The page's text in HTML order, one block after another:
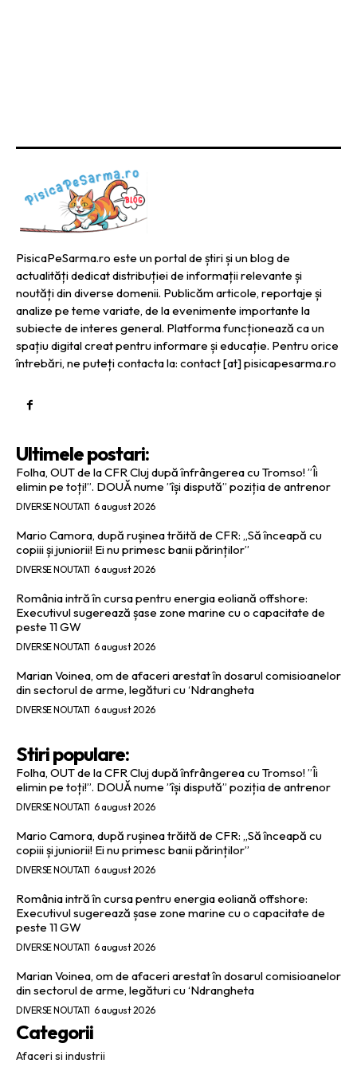
PisicaPeSarma.ro este un portal de știri și un blog de
actualități dedicat distribuției de informații relevante și
noutăți din diverse domenii. Publicăm articole, reportaje și
analize pe teme variate, de la evenimente importante la
subiecte de interes general. Platforma funcționează ca un
spațiu digital creat pentru informare și educație. Pentru orice
întrebări, ne puteți contacta la: contact [at] pisicapesarma.ro
Ultimele postari:
Folha, OUT de la CFR Cluj după înfrângerea cu Tromso! ”Îi
elimin pe toți!”. DOUĂ nume ”își dispută” poziția de antrenor
DIVERSE NOUTATI 6 august 2026
Mario Camora, după rușinea trăită de CFR: „Să înceapă cu
copiii și juniorii! Ei nu primesc banii părinților”
DIVERSE NOUTATI 6 august 2026
România intră în cursa pentru energia eoliană offshore:
Executivul sugerează șase zone marine cu o capacitate de
peste 11 GW
DIVERSE NOUTATI 6 august 2026
Marian Voinea, om de afaceri arestat în dosarul comisioanelor
din sectorul de arme, legături cu ‘Ndrangheta
DIVERSE NOUTATI 6 august 2026
Stiri populare:
Folha, OUT de la CFR Cluj după înfrângerea cu Tromso! ”Îi
elimin pe toți!”. DOUĂ nume ”își dispută” poziția de antrenor
DIVERSE NOUTATI 6 august 2026
Mario Camora, după rușinea trăită de CFR: „Să înceapă cu
copiii și juniorii! Ei nu primesc banii părinților”
DIVERSE NOUTATI 6 august 2026
România intră în cursa pentru energia eoliană offshore:
Executivul sugerează șase zone marine cu o capacitate de
peste 11 GW
DIVERSE NOUTATI 6 august 2026
Marian Voinea, om de afaceri arestat în dosarul comisioanelor
din sectorul de arme, legături cu ‘Ndrangheta
DIVERSE NOUTATI 6 august 2026
Categorii
Afaceri si industrii